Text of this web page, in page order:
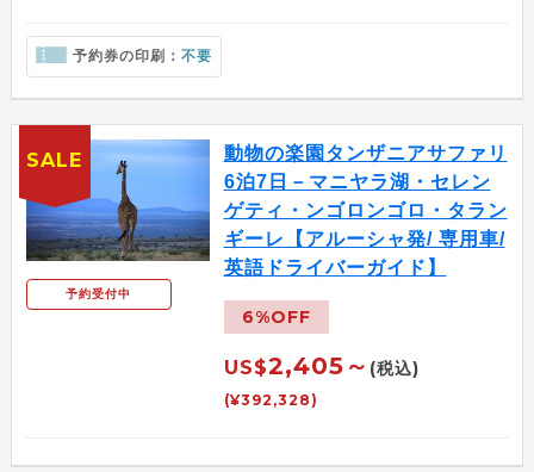
予約券の印刷： 不要
予約受付中
動物の楽園タンザニアサファリ
6泊7日－マニヤラ湖・セレン
ゲティ・ンゴロンゴロ・タラン
ギーレ【アルーシャ発/ 専用車/
英語ドライバーガイド】
6%OFF
US$2,405～ (税込)
(¥392,328)
SALE